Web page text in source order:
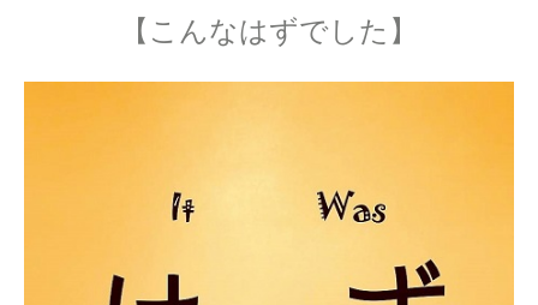
【こんなはずでした】